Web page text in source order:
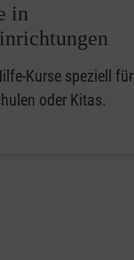
in
Kurse speziell für
oder Kitas.